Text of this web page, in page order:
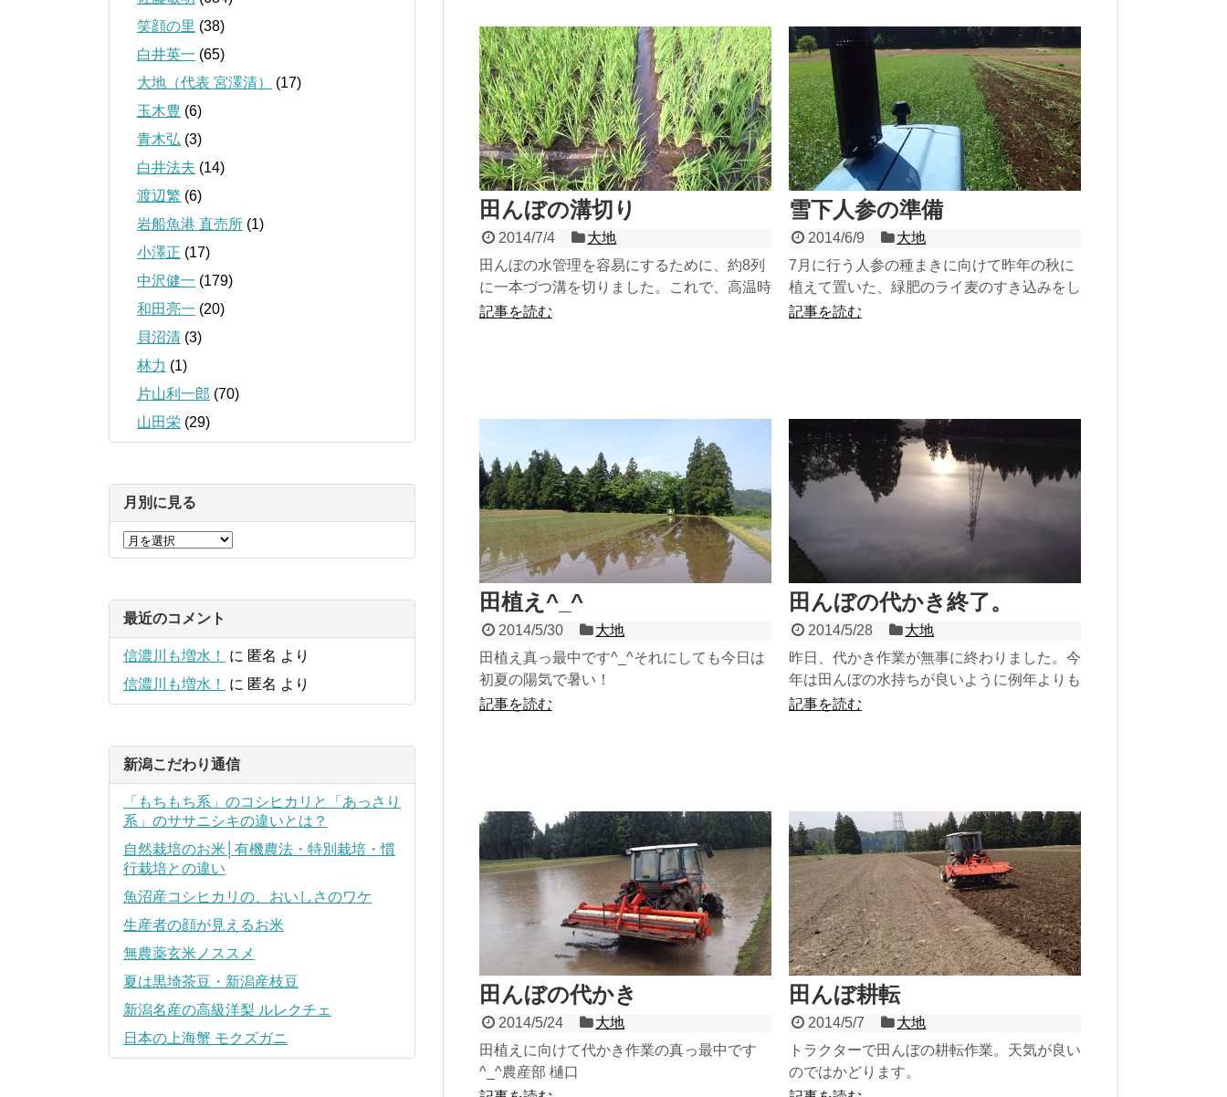
田んぼの溝切り
2014/7/4
大地
田んぼの水管理を容易にするために、約8列
に一本づつ溝を切りました。これで、高温時
などには素早く田んぼ全体に入水することが
記事を読む
雪下人参の準備
2014/6/9
大地
7月に行う人参の種まきに向けて昨年の秋に
植えて置いた、緑肥のライ麦のすき込みをし
ています。この麦は土壌を肥沃にする効果は
記事を読む
田植え^_^
2014/5/30
大地
田植え真っ最中です^_^それにしても今日は
初夏の陽気で暑い！
記事を読む
田んぼの代かき終了。
2014/5/28
大地
昨日、代かき作業が無事に終わりました。今
年は田んぼの水持ちが良いように例年よりも
時間をかけて作業しました。後は田植えを待
記事を読む
田んぼの代かき
2014/5/24
大地
田植えに向けて代かき作業の真っ最中です
^_^農産部 樋口
田んぼ耕転
2014/5/7
大地
トラクターで田んぼの耕転作業。天気が良い
のではかどります。
笑顔の里 (38)
白井英一 (65)
大地（代表 宮澤清）
(17)
玉木豊 (6)
青木弘 (3)
白井法夫 (14)
渡辺繁 (6)
岩船魚港 直売所 (1)
小澤正 (17)
中沢健一 (179)
和田亮一 (20)
貝沼清 (3)
林力 (1)
片山利一郎 (70)
山田栄 (29)
月別に見る
最近のコメント
信濃川も増水！ に 匿名 より
信濃川も増水！
に 匿名 より
新潟こだわり通信
「もちもち系」のコシヒカリと「あっさり
系」のササニシキの違いとは？
自然栽培のお米│有機農法・特別栽培・慣
行栽培との違い
魚沼産コシヒカリの、おいしさのワケ
生産者の顔が見えるお米
無農薬玄米ノススメ
夏は黒埼茶豆・新潟産枝豆
新潟名産の高級洋梨 ルレクチェ
日本の上海蟹 モクズガニ